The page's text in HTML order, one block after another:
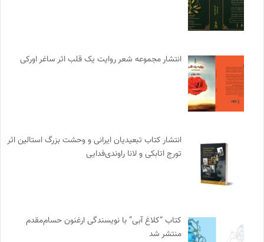
انتشار مجموعه شعر روایت یک قلب اثر ساغر اورکی
انتشار کتاب تبعیدیان ایرانی و وحشت بزرگ استالین اثر
تورج اتابکی و لانا راوندی‌فدایی
کتاب “کلاغ آبی” با نویسندگی ارغنون حسام‌مقدم
منتشر شد